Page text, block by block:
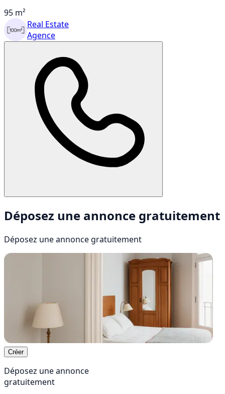
95 m²
Real Estate
Agence
Déposez une annonce gratuitement
Déposez une annonce gratuitement
Créer
Déposez une annonce
gratuitement